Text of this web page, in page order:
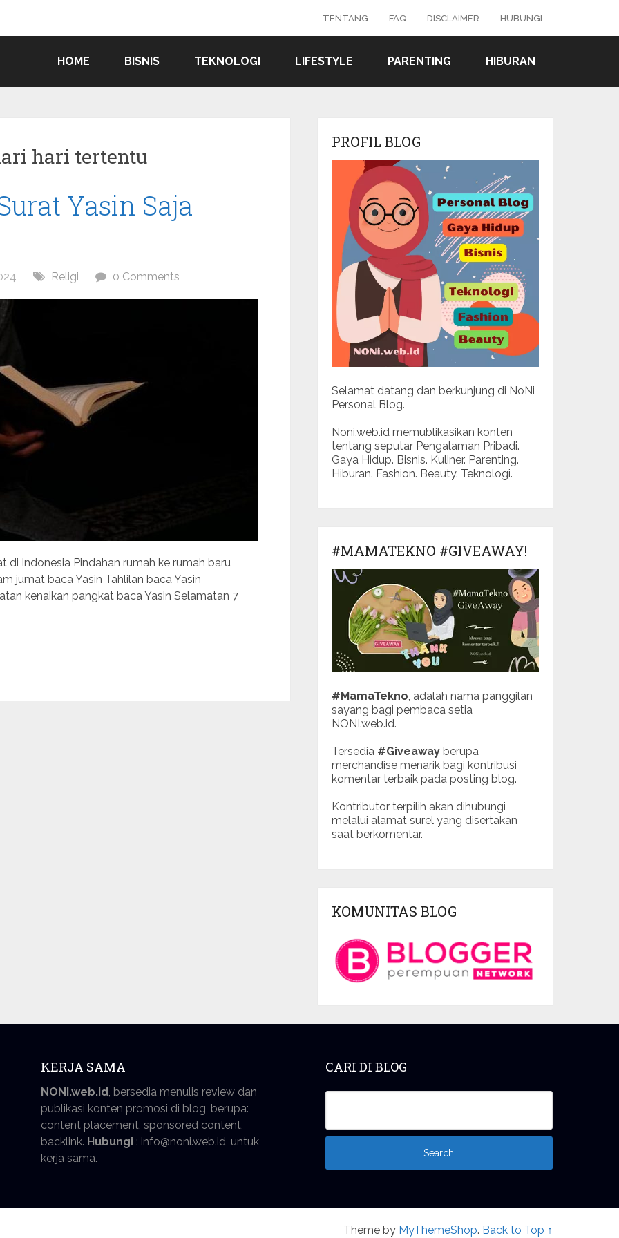
TENTANG FAQ DISCLAIMER HUBUNGI
HOME BISNIS TEKNOLOGI LIFESTYLE PARENTING HIBURAN
hari tertentu
Yasin Saja
Religi 0 Comments
di Indonesia Pindahan rumah ke rumah baru
jumat baca Yasin Tahlilan baca Yasin
kenaikan pangkat baca Yasin Selamatan 7
PROFIL BLOG
Selamat datang dan berkunjung di NoNi
Personal Blog.
Noni.web.id memublikasikan konten
tentang seputar Pengalaman Pribadi.
Gaya Hidup. Bisnis. Kuliner. Parenting.
Hiburan. Fashion. Beauty. Teknologi.
#MAMATEKNO #GIVEAWAY!
#MamaTekno , adalah nama panggilan
sayang bagi pembaca setia
NONI.web.id.
Tersedia #Giveaway berupa
merchandise menarik bagi kontribusi
komentar terbaik pada posting blog.
Kontributor terpilih akan dihubungi
melalui alamat surel yang disertakan
saat berkomentar.
KOMUNITAS BLOG
KERJA SAMA
NONI.web.id, bersedia menulis review dan
publikasi konten promosi di blog, berupa:
content placement, sponsored content,
backlink. Hubungi : info@noni.web.id, untuk
kerja sama.
CARI DI BLOG
Theme by MyThemeShop. Back to Top ↑